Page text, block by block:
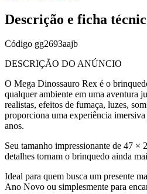
Descrição e ficha
Código gg2693aajb
DESCRIÇÃO DO ANÚNCIO
O Mega Dinossauro Rex é o
qualquer ambiente em uma aventura
realistas, efeitos de fumaça, luzes,
proporciona uma experiência
anos.
Seu tamanho impressionante de 47 ×
detalhes tornam o brinquedo ainda
Ideal para quem busca um presente
Ano Novo ou simplesmente para